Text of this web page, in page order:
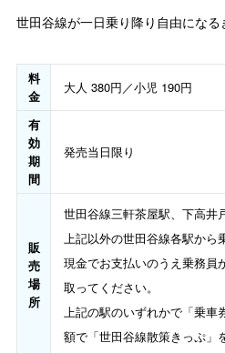
世田谷線が一日乗り降り自由になる
料
金
大人 380円／小児 190円
有
効
期
間
発売当日限り
販
売
場
所
世田谷線三軒茶屋駅、下高井
上記以外の世田谷線各駅か
現金でお支払いのうえ乗務員
取ってください。
上記の駅のいずれかで「乗
額で「世田谷線散策きっぷ」